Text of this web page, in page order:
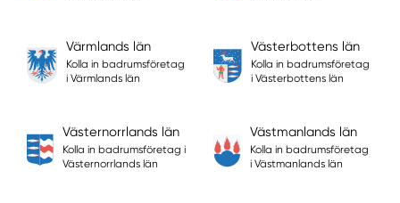
Värmlands län
Kolla in badrumsföretag
i Värmlands län
Västerbottens län
Kolla in badrumsföretag
i Västerbottens län
Västernorrlands län
Kolla in badrumsföretag i
Västernorrlands län
Västmanlands län
Kolla in badrumsföretag
i Västmanlands län